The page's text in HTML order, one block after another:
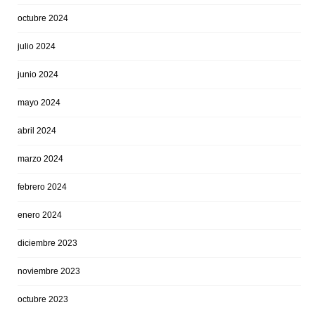
octubre 2024
julio 2024
junio 2024
mayo 2024
abril 2024
marzo 2024
febrero 2024
enero 2024
diciembre 2023
noviembre 2023
octubre 2023